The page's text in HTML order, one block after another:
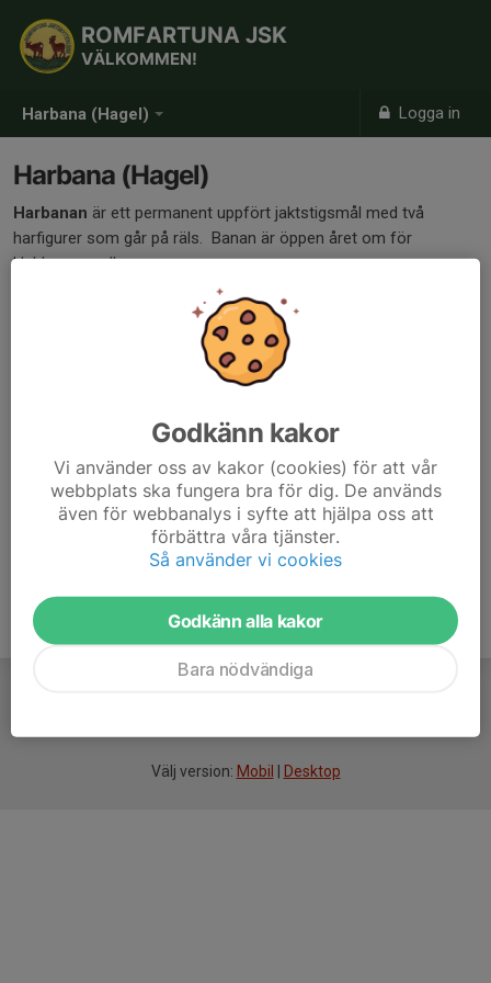
Harbana (Hagel) Logga in
ROMFARTUNA JSK
VÄLKOMMEN!
Harbana (Hagel)
Harbanan är ett permanent uppfört jaktstigsmål med två
harfigurer som går på räls. Banan är öppen året om för
klubbens medlemmar.
Lerduvor (duvor kan t ex plockas från vallen på trapbanan) kan
hängas upp med plåtklammor på ståltråd, för övningsskytte med
mot hagelmål och mot vallarna på hagelbanorna
är strängt förbjudet.
Vid skytte utanför jourtid:
Vänligen respektera klubbens regler och skjuttider.
Välj version: Mobil Desktop
Godkänn kakor
Vi använder oss av kakor (cookies) för att vår
webbplats ska fungera bra för dig. De används
även för webbanalys i syfte att hjälpa oss att
förbättra våra tjänster.
Så använder vi cookies
Godkänn alla kakor
Bara nödvändiga